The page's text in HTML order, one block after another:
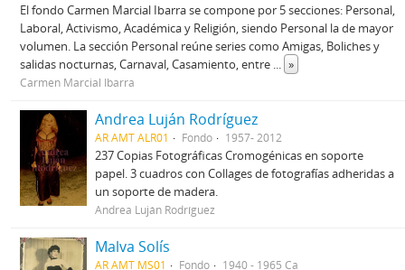
El fondo Carmen Marcial Ibarra se compone por 5 secciones: Personal,
Laboral, Activismo, Académica y Religión, siendo Personal la de mayor
volumen. La sección Personal reúne series como Amigas, Boliches y
salidas nocturnas, Carnaval, Casamiento, entre ... »
Carmen Marcial Ibarra
Andrea Luján Rodríguez
AR AMT ALR01 Fondo 1957- 2012
237 Copias Fotográficas Cromogénicas en soporte
papel. 3 cuadros con Collages de fotografías adheridas a
un soporte de madera.
Andrea Luján Rodríguez
Malva Solís
AR AMT MS01 Fondo 1940 - 1965 Ca